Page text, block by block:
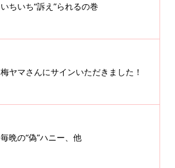
いちいち“訴え”られるの巻
梅ヤマさんにサインいただきました！
毎晩の“偽”ハニー、他